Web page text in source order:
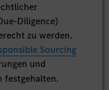
Diligence)
zu werden.
Sourcing
und
festgehalten.